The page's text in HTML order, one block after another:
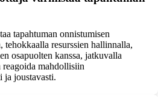
tapahtuman onnistumisen
resurssien hallinnalla,
osapuolten kanssa, jatkuvalla
mahdollisiin
ja joustavasti.